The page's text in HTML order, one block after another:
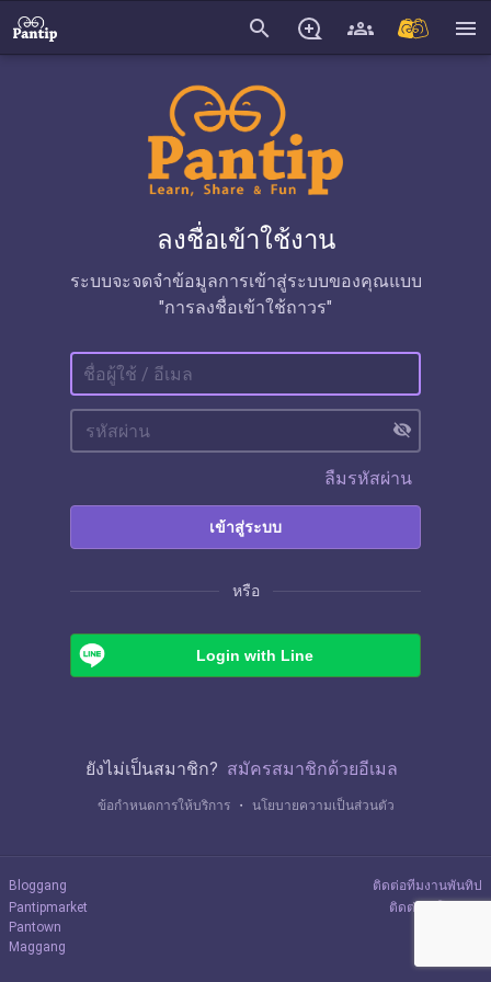
search menu
ลงชื่อเข้าใช้งาน
ระบบจะจดจำข้อมูลการเข้าสู่ระบบของคุณแบบ
"การลงชื่อเข้าใช้ถาวร"
visibility_off
ลืมรหัสผ่าน
เข้าสู่ระบบ
หรือ
Login with Line
ยังไม่เป็นสมาชิก? สมัครสมาชิกด้วยอีเมล
ข้อกำหนดการให้บริการ ・ นโยบายความเป็นส่วนตัว
Bloggang
Pantipmarket
Pantown
Maggang
ติดต่อทีมงานพันทิป
ติดต่อลงโฆษณา